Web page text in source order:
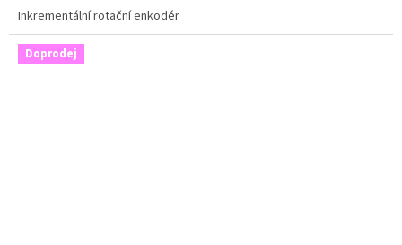
Inkrementální rotační enkodér
Doprodej